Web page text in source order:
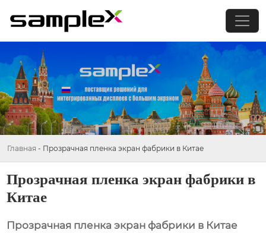
Главная - Прозрачная пленка экран фабрики в Китае
Прозрачная пленка экран фабрики в
Китае
Прозрачная пленка экран фабрики в Китае